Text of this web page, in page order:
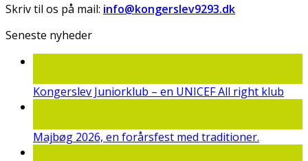
Skriv til os på mail: info@kongerslev9293.dk
Seneste nyheder
Kongerslev Juniorklub – en UNICEF All right klub
Majbøg 2026, en forårsfest med traditioner.